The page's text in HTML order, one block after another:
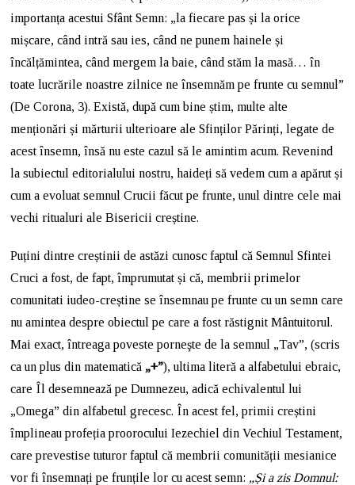
importanța acestui Sfânt Semn: „la fiecare pas și la orice
mișcare, când intră sau ies, când ne punem hainele și
încălțămintea, când mergem la baie, când stăm la masă… în
toate lucrările noastre zilnice ne însemnăm pe frunte cu semnul”
(De Corona, 3). Există, după cum bine știm, multe alte
menționări și mărturii ulterioare ale Sfinților Părinți, legate de
acest însemn, însă nu este cazul să le amintim acum. Revenind
la subiectul editorialului nostru, haideți să vedem cum a apărut și
cum a evoluat semnul Crucii făcut pe frunte, unul dintre cele mai
vechi ritualuri ale Bisericii creștine.
Puțini dintre creștinii de astăzi cunosc faptul că Semnul Sfintei
Cruci a fost, de fapt, împrumutat și că, membrii primelor
comunitati iudeo-creștine se însemnau pe frunte cu un semn care
nu amintea despre obiectul pe care a fost răstignit Mântuitorul.
Mai exact, întreaga poveste porneşte de la semnul „Tav”, (scris
ca un plus din matematică „+”), ultima literă a alfabetului ebraic,
care Îl desemnează pe Dumnezeu, adică echivalentul lui
„Omega” din alfabetul grecesc. În acest fel, primii creștini
împlineau profeția proorocului Iezechiel din Vechiul Testament,
care prevestise tuturor faptul că membrii comunității mesianice
vor fi însemnați pe frunțile lor cu acest semn: „Și a zis Domnul: